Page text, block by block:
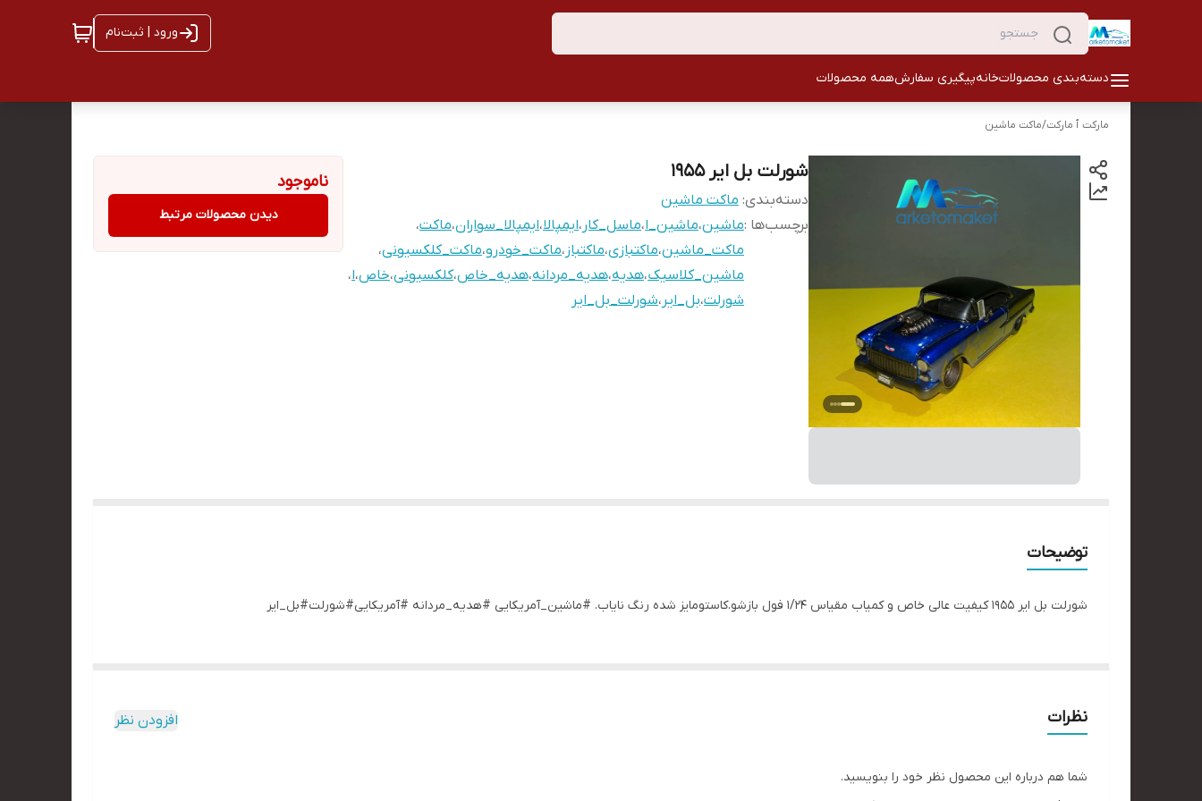
ورود | ثبت‌نام
دسته‌بندی محصولاتخانهپیگیری سفارشهمه محصولات
مارکت ٱ مارکت/ماکت ماشین
شورلت بل ایر ۱۹۵۵
دسته‌بندی: ماکت ماشین
برچسب‌ها :ماشین،ماشین_ا،ماسل_کار ،ایمپالا،ایمپالا_سواران،ماکت،
ماکت_ماشین،ماکتبازی،ماکتباز ،ماکت_خودرو،ماکت_کلکسیونی،
ماشین_کلاسیک،هدیه،هدیه_مردانه،هدیه_خاص،کلکسیونی،خاص،ا،
شورلت،بل_ایر ،شورلت_بل_ایر
ناموجود
دیدن محصولات مرتبط
توضیحات
شورلت بل ایر ۱۹۵۵ کیفیت عالی خاص و کمیاب مقیاس ۱/۲۴ فول بازشو.کاستومایز شده رنگ نایاب. #ماشین_آمریکایی #هدیه_مردانه #آمریکایی#شورلت#بل_ایر
نظرات افزودن نظر
شما هم درباره این محصول نظر خود را بنویسید.